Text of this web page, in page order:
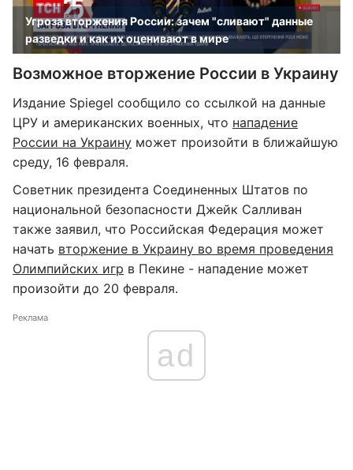
Угроза вторжения России: зачем "сливают" данные
разведки и как их оценивают в мире
Возможное вторжение России в Украину
Издание Spiegel сообщило со ссылкой на данные
ЦРУ и американских военных, что нападение
России на Украину может произойти в ближайшую
среду, 16 февраля.
Советник президента Соединенных Штатов по
национальной безопасности Джейк Салливан
также заявил, что Российская Федерация может
начать вторжение в Украину во время проведения
Олимпийских игр в Пекине - нападение может
произойти до 20 февраля.
Реклама
ad